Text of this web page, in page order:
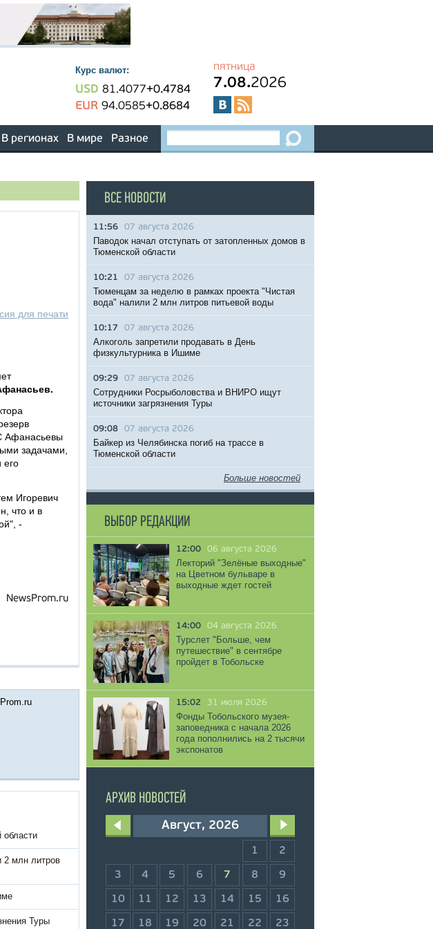
Курс валют:
USD 81.4077+0.4784
EUR 94.0585+0.8684
пятница
7.08.2026
В регионах В мире Разное
для печати
Афанасьевы
задачами,
его
Игоревич
что и в
-
NewsProm.ru
области
2 млн литров
Туры
ВСЕ НОВОСТИ
11:56 07 августа 2026
Паводок начал отступать от затопленных домов в
Тюменской области
10:21 07 августа 2026
Тюменцам за неделю в рамках проекта "Чистая
вода" налили 2 млн литров питьевой воды
10:17 07 августа 2026
Алкоголь запретили продавать в День
физкультурника в Ишиме
09:29 07 августа 2026
Сотрудники Росрыболовства и ВНИРО ищут
источники загрязнения Туры
09:08 07 августа 2026
Байкер из Челябинска погиб на трассе в
Тюменской области
Больше новостей
ВЫБОР РЕДАКЦИИ
12:00 06 августа 2026
Лекторий "Зелёные выходные"
на Цветном бульваре в
выходные ждет гостей
14:00 04 августа 2026
Турслет "Больше, чем
путешествие" в сентябре
пройдет в Тобольске
15:02 31 июля 2026
Фонды Тобольского музея-
заповедника с начала 2026
года пополнились на 2 тысячи
экспонатов
АРХИВ НОВОСТЕЙ
Август, 2026
1 2
3 4 5 6 7 8 9
10 11 12 13 14 15 16
17 18 19 20 21 22 23